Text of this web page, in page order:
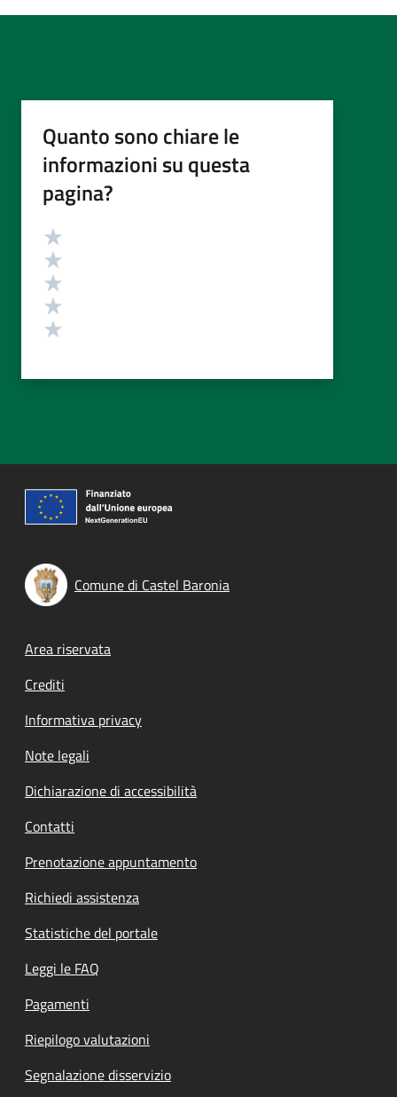
Quanto sono chiare le
informazioni su questa
pagina?
Valutazione
Comune di Castel Baronia
Footer menu
Area riservata
Crediti
Informativa privacy
Note legali
Dichiarazione di accessibilità
Contatti
Prenotazione appuntamento
Richiedi assistenza
Statistiche del portale
Leggi le FAQ
Pagamenti
Riepilogo valutazioni
Segnalazione disservizio